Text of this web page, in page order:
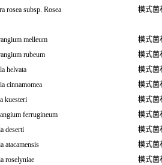
rosea subsp. Rosea 模式菌
melleum
模式菌
rubeum
模式菌
helvata
模式菌
cinnamomea
模式菌
kuesteri
模式菌
ferrugineum
模式菌
deserti
模式菌
atacamensis
模式菌
roselyniae
模式菌